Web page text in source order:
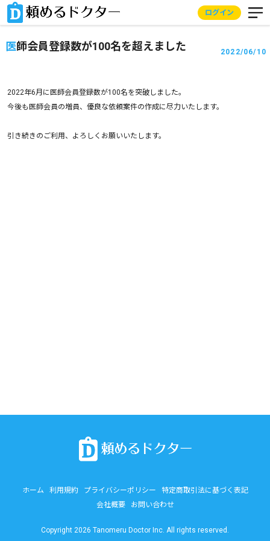
ログイン
医師会員登録数が100名を超えました 2022/06/10
2022年6月に医師会員登録数が100名を突破しました。
今後も医師会員の増員、優良な依頼案件の作成に尽力いたします。
引き続きのご利用、よろしくお願いいたします。
ホーム 利用規約 プライバシーポリシー
特定商取引法に基づく表記
会社概要
お問い合わせ
Copyright 2026 Tanomeru Doctor Inc. All rights reserved.